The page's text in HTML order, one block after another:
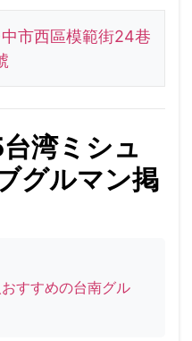
市西區模範街24巷
湾ミシュ
グルマン掲
おすすめの台南グル